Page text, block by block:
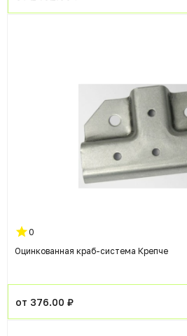
0
Оцинкованная краб-система Крепче
от 376.00 ₽